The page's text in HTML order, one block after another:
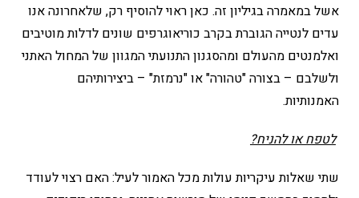
אשל במאמרה בגיליון זה. כאן ראוי להוסיף רק, שלאחרונה אנו
עדים לנטייה הגוברת בקרב כוריאוגרפים שונים לדלות מוטיבים
ואלמנטים מהעולם ומהסגנון התנועתי המגוון של המחול האתני
ולשלבם – בצורה "טהורה" או "נרמזת" – ביצירותיהם
האמנותיות.
לטפח או להניח?
שתי שאלות עיקריות עולות מכל האמור לעיל: האם רצוי לעודד